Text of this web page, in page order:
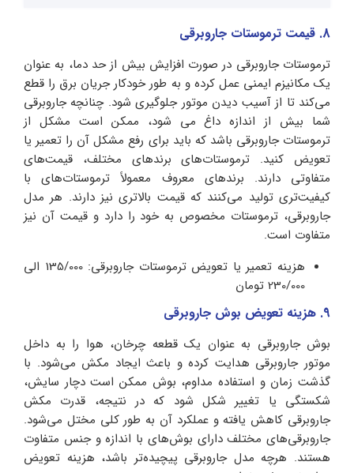
8. قیمت ترموستات جاروبرقی
ترموستات جاروبرقی در صورت افزایش بیش از حد دما، به عنوان
یک مکانیزم ایمنی عمل کرده و به طور خودکار جریان برق را قطع
می‌کند تا از آسیب دیدن موتور جلوگیری شود. چنانچه جاروبرقی
شما بیش از اندازه داغ می شود، ممکن است مشکل از
ترموستات جاروبرقی باشد که باید برای رفع مشکل آن را تعمیر یا
تعویض کنید. ترموستات‌های برندهای مختلف، قیمت‌های
متفاوتی دارند. برندهای معروف معمولاً ترموستات‌های با
کیفیت‌تری تولید می‌کنند که قیمت بالاتری نیز دارند. هر مدل
جاروبرقی، ترموستات مخصوص به خود را دارد و قیمت آن نیز
متفاوت است.
هزینه تعمیر یا تعویض ترموستات جاروبرقی: 135/000 الی
230/000 تومان
9. هزینه تعویض بوش جاروبرقی
بوش جاروبرقی به عنوان یک قطعه چرخان، هوا را به داخل
موتور جاروبرقی هدایت کرده و باعث ایجاد مکش می‌شود. با
گذشت زمان و استفاده مداوم، بوش ممکن است دچار سایش،
شکستگی یا تغییر شکل شود که در نتیجه، قدرت مکش
جاروبرقی کاهش یافته و عملکرد آن به طور کلی مختل می‌شود.
جاروبرقی‌های مختلف دارای بوش‌های با اندازه و جنس متفاوت
هستند. هرچه مدل جاروبرقی پیچیده‌تر باشد، هزینه تعویض